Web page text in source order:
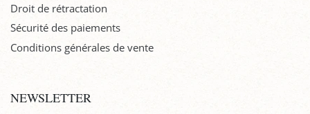
Droit de rétractation
Sécurité des paiements
Conditions générales de vente
NEWSLETTER